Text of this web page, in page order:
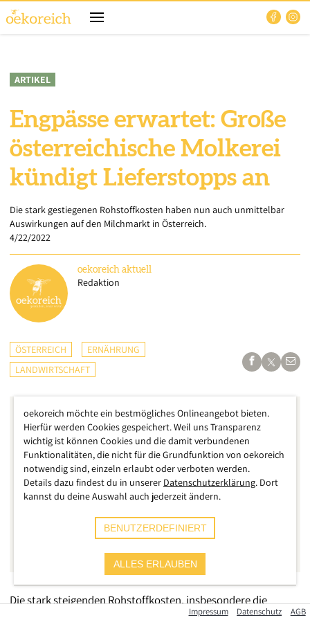
ARTIKEL
Engpässe erwartet: Große
österreichische Molkerei
kündigt Lieferstopps an
Die stark gestiegenen Rohstoffkosten haben nun auch unmittelbar
Auswirkungen auf den Milchmarkt in Österreich.
4/22/2022
oekoreich aktuell
Redaktion
ÖSTERREICH
ERNÄHRUNG
LANDWIRTSCHAFT
Die stark steigenden Rohstoffkosten, insbesondere die
Gaspreise, und die angespannte Situation entlang der
Impressum Datenschutz AGB
oekoreich möchte ein bestmögliches Onlineangebot bieten.
Hierfür werden Cookies gespeichert. Weil uns Transparenz
wichtig ist können Cookies und die damit verbundenen
Funktionalitäten, die nicht für die Grundfunktion von oekoreich
notwendig sind, einzeln erlaubt oder verboten werden.
Details dazu findest du in unserer Datenschutzerklärung. Dort
kannst du deine Auswahl auch jederzeit ändern.
BENUTZERDEFINIERT
ALLES ERLAUBEN